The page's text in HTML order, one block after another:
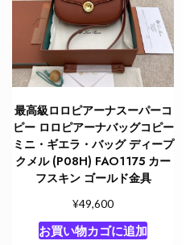
最高級ロロピアーナスーパーコ
ピー ロロピアーナバッグコピー
ミニ・ギエラ・バッグ ディープ
クメル (P08H) FAO1175 カー
フスキン ゴールド金具
¥49,600
お買い物カゴに追加